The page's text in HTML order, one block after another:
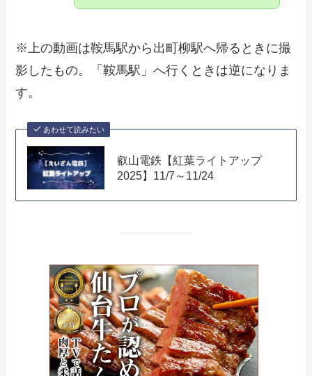
※上の動画は鞍馬駅から出町柳駅へ帰るときに撮
影したもの。「鞍馬駅」へ行くときは逆になりま
す。
あわせて読みたい
叡山電鉄【紅葉ライトアップ
2025】11/7～11/24